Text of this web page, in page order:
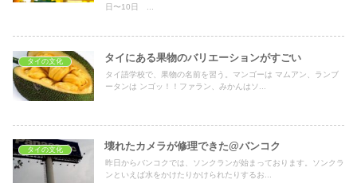
日〜10日 ...
タイの文化 タイにある果物のバリエーションがすごい
タイ語学校で、果物の名前を習う。マンゴーは マムアン、ランブ
ータンは ンゴッ！！ファラン、みかんはソ...
タイの文化 壊れたカメラが修理できた@バンコク
昨日からバンコクでは、ソンクランが始まっております。ソンクラ
ンといえば水をかけたりかけられたりするお...